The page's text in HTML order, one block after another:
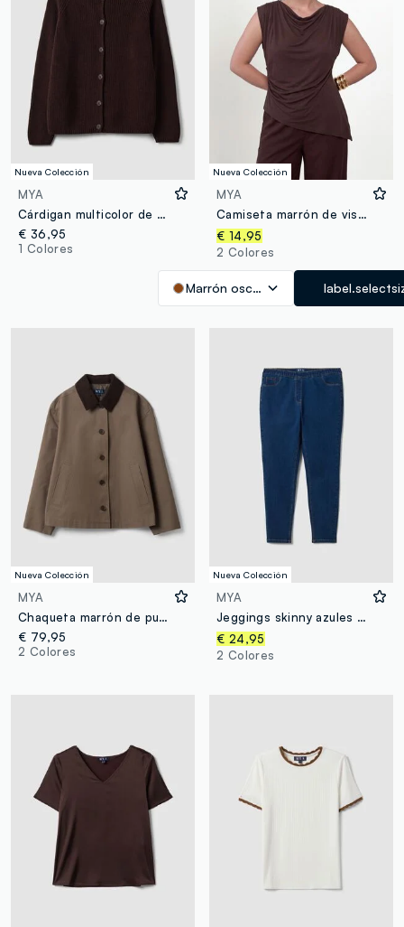
Nueva Colección
MYA
Cárdigan multicolor de algodón puro con cuello redondo, corte regular
€ 36,95
1 Colores
Nueva Colección
MYA
Camiseta marrón de viscosa elástica con escote drapeado
€ 14,95
2 Colores
Marrón oscuro
Nueva Colección
MYA
Chaqueta marrón de puro algodón con cuello a contraste, regular fit
€ 79,95
2 Colores
Nueva Colección
MYA
Jeggings skinny azules de algodón y viscosa elásticos
€ 24,95
2 Colores